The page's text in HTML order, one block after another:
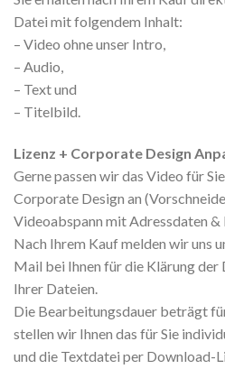
Datei mit folgendem Inhalt:
– Video ohne unser Intro,
– Audio,
– Text und
– Titelbild.
Lizenz + Corporate Design
Gerne passen wir das Video für
Corporate Design an
Videoabspann mit Adressdaten
Nach Ihrem Kauf melden wir uns
Mail bei Ihnen für die Klärung der
Ihrer Dateien.
Die Bearbeitungsdauer beträgt
stellen wir Ihnen das für Sie
und die Textdatei per Download-